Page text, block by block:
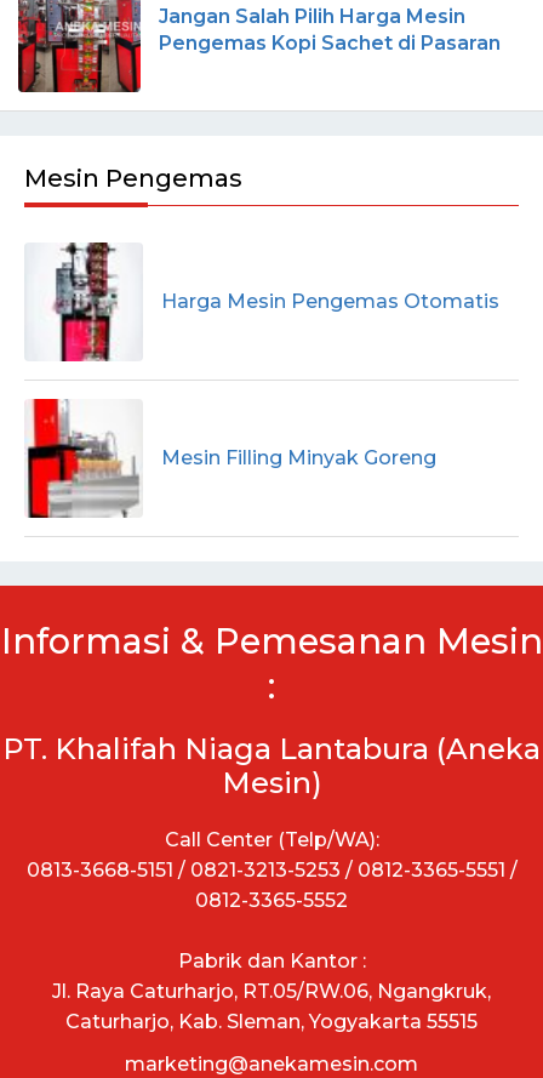
Jangan Salah Pilih Harga Mesin
Pengemas Kopi Sachet di Pasaran
Mesin Pengemas
Harga Mesin Pengemas Otomatis
Mesin Filling Minyak Goreng
Informasi & Pemesanan Mesin
:
PT. Khalifah Niaga Lantabura (Aneka
Mesin)
Call Center (Telp/WA):
0813-3668-5151 / 0821-3213-5253 / 0812-3365-5551 /
0812-3365-5552
Pabrik dan Kantor :
Jl. Raya Caturharjo, RT.05/RW.06, Ngangkruk,
Caturharjo, Kab. Sleman, Yogyakarta 55515
marketing@anekamesin.com